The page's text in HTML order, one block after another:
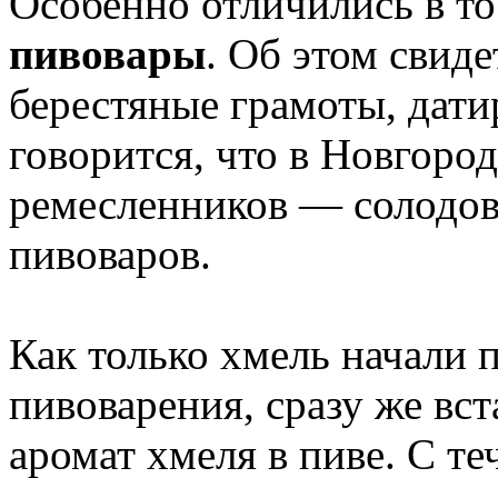
пивовары. Об этом
берестяные грамоты,
говорится, что в
ремесленников —
пивоваров.
Как только хмель начали
пивоварения, сразу же
аромат хмеля в пиве. С